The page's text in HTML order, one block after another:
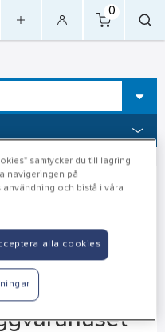
0
samtycker du till lagring
navigeringen på
och bistå i våra
alla cookies